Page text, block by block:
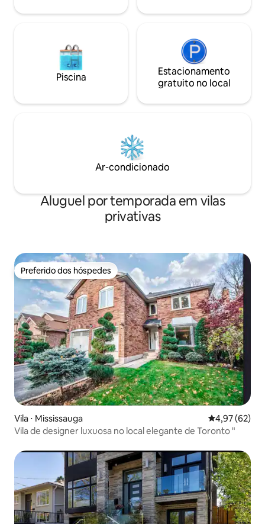
caminhadas, Blair Creek. ✔ 401 fácil
Piscina
Estacionamento
gratuito no local
Ar-condicionado
Aluguel por temporada em vilas
privativas
Preferido dos hóspedes
Preferido dos hóspedes
Vila ⋅ Mississauga 4,97 de uma
4,97 (62)
Vila de designer luxuosa no local elegante de Toronto "